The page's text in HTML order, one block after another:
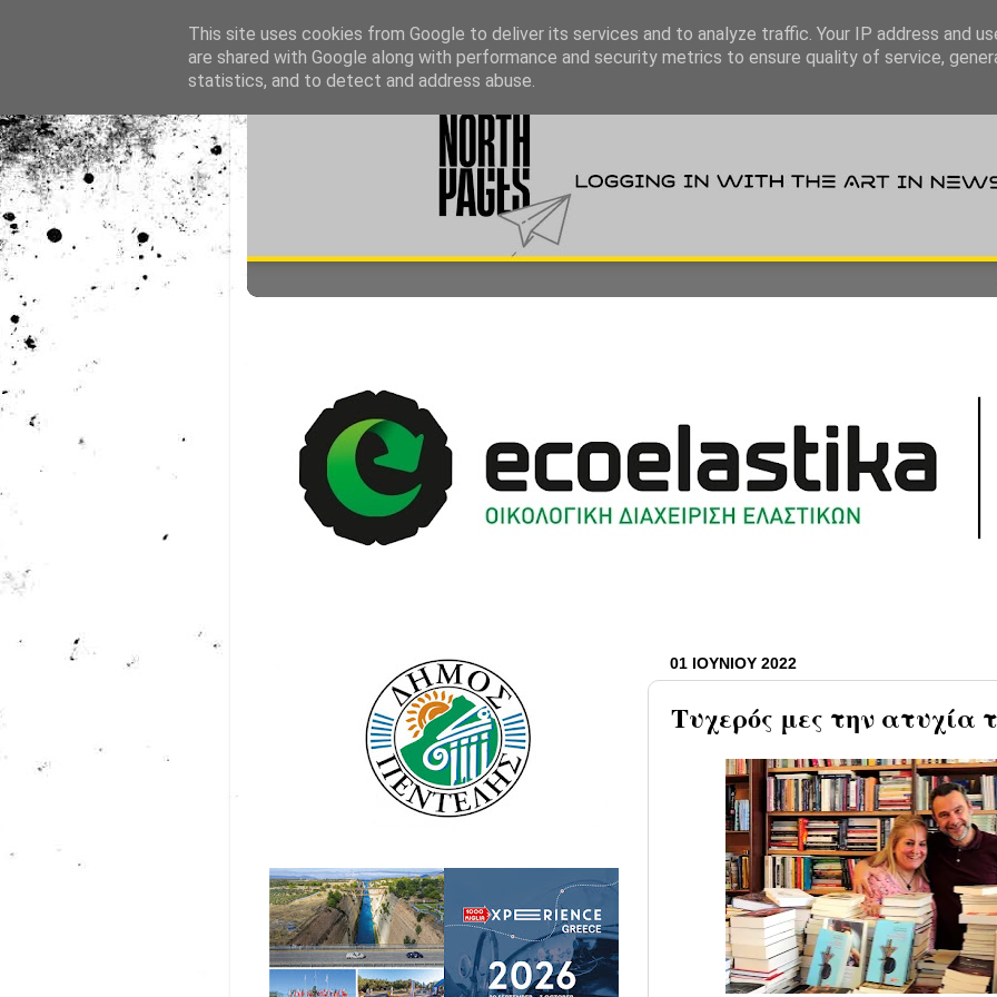
01 ΙΟΥΝΊΟΥ 2022
Τυχερός μες την ατυχία
This site uses cookies from Google to deliver its services and to analyze traffic. Your IP address and
are shared with Google along with performance and security metrics to ensure quality of service,
statistics, and to detect and address abuse.